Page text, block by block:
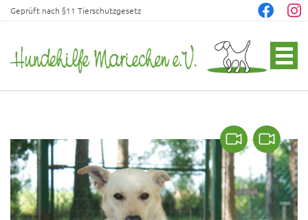
Geprüft nach §11 Tierschutzgesetz